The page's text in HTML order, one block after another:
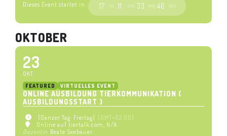
Dieses Event startet in..
17 TG. 11 STD. 33 MIN. 46 SEK.
OKTOBER
23
OKT
FEATURED VIRTUELLES EVENT
ONLINE AUSBILDUNG TIERKOMMUNIKATION (
AUSBILDUNGSSTART )
(Ganzer Tag: Freitag) (GMT+02:00)
Online auf tiertalk.com , N/A
Dozentin Beate Seebauer